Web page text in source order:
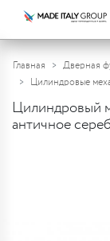
Главная Дверная
Цилиндровые
Цилиндровый
античное